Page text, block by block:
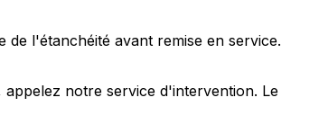
de l'étanchéité avant remise en service.
notre service d'intervention. Le